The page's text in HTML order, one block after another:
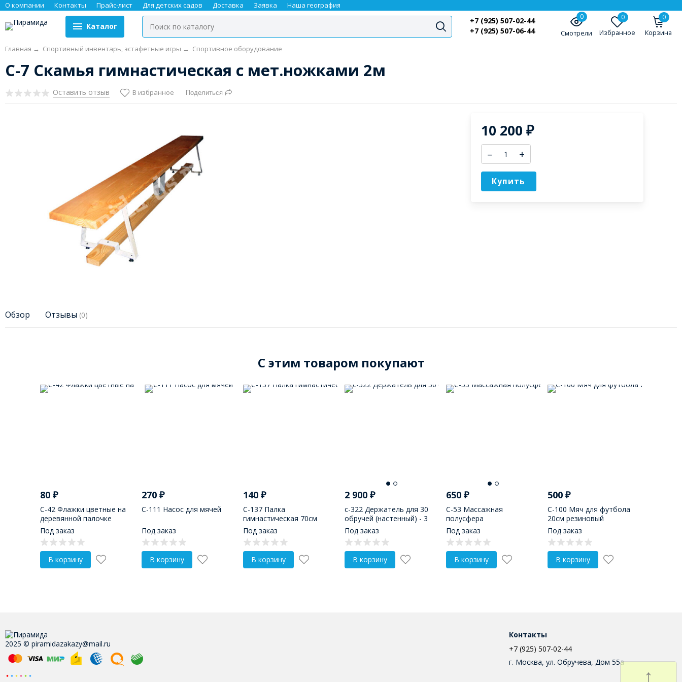
О компании Контакты Прайс-лист Для детских садов Доставка Заявка Наша география
Каталог
+7 (925) 507-02-44
+7 (925) 507-06-44
0
Смотрели
0
Избранное
0
Корзина
Главная → Спортивный инвентарь, эстафетные игры → Спортивное оборудование
С-7 Скамья гимнастическая с мет.ножками 2м
Оставить отзыв В избранное Поделиться
10 200 ₽
– +
Купить
Обзор Отзывы (0)
C этим товаром покупают
80 ₽
С-42 Флажки цветные на
деревянной палочке
Под заказ
В корзину
270 ₽
С-111 Насос для мячей
Под заказ
В корзину
140 ₽
С-137 Палка
гимнастическая 70см
Под заказ
В корзину
2 900 ₽
с-322 Держатель для 30
обручей (настенный) - 3
кронштейна
Под заказ
В корзину
650 ₽
С-53 Массажная
полусфера
Под заказ
В корзину
500 ₽
С-100 Мяч для футбола
20см резиновый
Под заказ
В корзину
2025 © piramidazakazy@mail.ru
↑
Контакты
+7 (925) 507-02-44
г. Москва, ул. Обручева, Дом 55а